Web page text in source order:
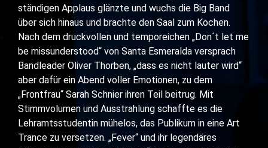
ständigen Applaus glänzte und wuchs die Big Band
über sich hinaus und brachte den Saal zum Kochen.
Nach dem druckvollen und temporeichen „Don´t let me
be missunderstood“ von Santa Esmeralda versprach
Bandleader Oliver Thorben, „dass es nicht lauter wird“
aber dafür ein Abend voller Emotionen, zu dem
„Frontfrau“ Sarah Schnier ihren Teil beitrug. Mit
Stimmvolumen und Ausstrahlung schaffte es die
Lehramtsstudentin mühelos, das Publikum in eine Art
Trance zu versetzen. „Fever“ und ihr legendäres